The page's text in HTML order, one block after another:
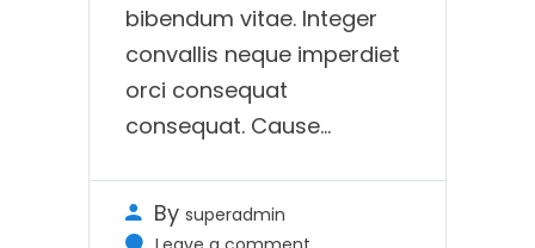
bibendum vitae. Integer
convallis neque imperdiet
orci consequat
consequat. Cause...
By superadmin